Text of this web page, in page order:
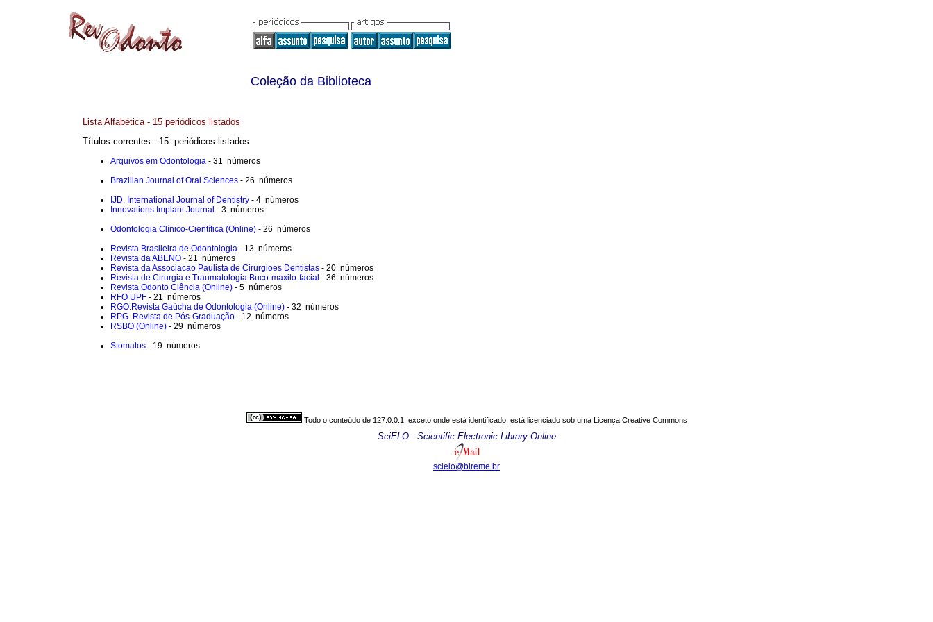
Coleção da Biblioteca
Lista Alfabética - 15 periódicos listados
Títulos correntes - 15 periódicos listados
Arquivos em Odontologia - 31 números
Brazilian Journal of Oral Sciences - 26 números
IJD. International Journal of Dentistry - 4 números
Innovations Implant Journal - 3 números
Odontologia Clínico-Científica (Online) - 26 números
Revista Brasileira de Odontologia - 13 números
Revista da ABENO - 21 números
Revista da Associacao Paulista de Cirurgioes Dentistas - 20 números
Revista de Cirurgia e Traumatologia Buco-maxilo-facial - 36 números
Revista Odonto Ciência (Online) - 5 números
RFO UPF - 21 números
RGO.Revista Gaúcha de Odontologia (Online) - 32 números
RPG. Revista de Pós-Graduação - 12 números
RSBO (Online) - 29 números
Stomatos - 19 números
Todo o conteúdo de 127.0.0.1, exceto onde está identificado, está licenciado sob uma Licença Creative Commons
SciELO - Scientific Electronic Library Online
scielo@bireme.br